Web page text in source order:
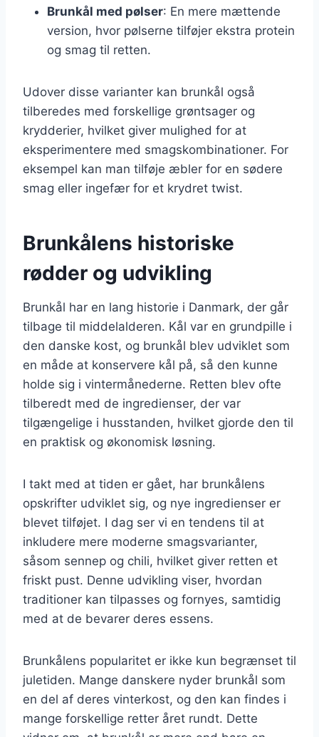
Brunkål med pølser: En mere mættende
version, hvor pølserne tilføjer ekstra protein
og smag til retten.
Udover disse varianter kan brunkål også
tilberedes med forskellige grøntsager og
krydderier, hvilket giver mulighed for at
eksperimentere med smagskombinationer. For
eksempel kan man tilføje æbler for en sødere
smag eller ingefær for et krydret twist.
Brunkålens historiske
rødder og udvikling
Brunkål har en lang historie i Danmark, der går
tilbage til middelalderen. Kål var en grundpille i
den danske kost, og brunkål blev udviklet som
en måde at konservere kål på, så den kunne
holde sig i vintermånederne. Retten blev ofte
tilberedt med de ingredienser, der var
tilgængelige i husstanden, hvilket gjorde den til
en praktisk og økonomisk løsning.
I takt med at tiden er gået, har brunkålens
opskrifter udviklet sig, og nye ingredienser er
blevet tilføjet. I dag ser vi en tendens til at
inkludere mere moderne smagsvarianter,
såsom sennep og chili, hvilket giver retten et
friskt pust. Denne udvikling viser, hvordan
traditioner kan tilpasses og fornyes, samtidig
med at de bevarer deres essens.
Brunkålens popularitet er ikke kun begrænset til
juletiden. Mange danskere nyder brunkål som
en del af deres vinterkost, og den kan findes i
mange forskellige retter året rundt. Dette